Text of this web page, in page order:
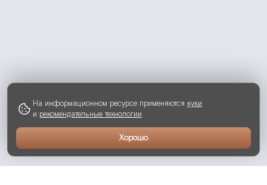
На информационном ресурсе применяются куки
и рекомендательные технологии
Хорошо